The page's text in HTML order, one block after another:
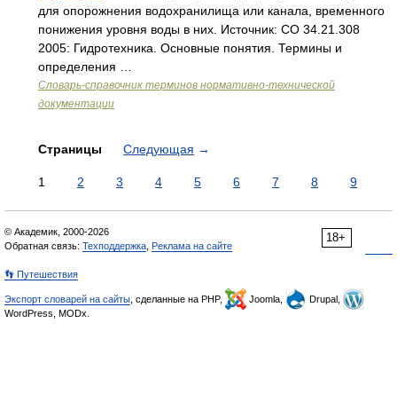
для опорожнения водохранилища или канала, временного
понижения уровня воды в них. Источник: СО 34.21.308
2005: Гидротехника. Основные понятия. Термины и
определения …
Словарь-справочник терминов нормативно-технической
документации
Страницы Следующая →
1 2 3 4 5 6 7 8 9
18+
© Академик, 2000-2026
Обратная связь: Техподдержка Реклама на сайте
👣 Путешествия
Экспорт словарей на сайты , сделанные на PHP, Joomla,
Drupal,
WordPress, MODx.